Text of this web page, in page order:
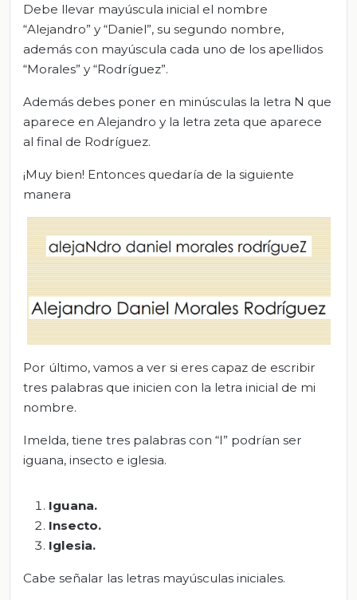
Debe llevar mayúscula inicial el nombre
“Alejandro” y “Daniel”, su segundo nombre,
además con mayúscula cada uno de los apellidos
“Morales” y “Rodríguez”.
Además debes poner en minúsculas la letra N que
aparece en Alejandro y la letra zeta que aparece
al final de Rodríguez.
¡Muy bien! Entonces quedaría de la siguiente
manera
Por último, vamos a ver si eres capaz de escribir
tres palabras que inicien con la letra inicial de mi
nombre.
Imelda, tiene tres palabras con “I” podrían ser
iguana, insecto e iglesia.
Iguana.
Insecto.
Iglesia.
Cabe señalar las letras mayúsculas iniciales.